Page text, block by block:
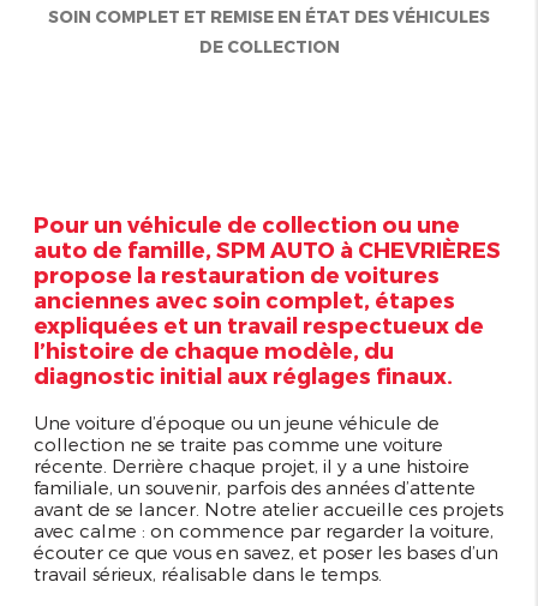
SOIN COMPLET ET REMISE EN ÉTAT DES VÉHICULES
DE COLLECTION
Pour un véhicule de collection ou une
auto de famille, SPM AUTO à CHEVRIÈRES
propose la restauration de voitures
anciennes avec soin complet, étapes
expliquées et un travail respectueux de
l’histoire de chaque modèle, du
diagnostic initial aux réglages finaux.
Une voiture d’époque ou un jeune véhicule de
collection ne se traite pas comme une voiture
récente. Derrière chaque projet, il y a une histoire
familiale, un souvenir, parfois des années d’attente
avant de se lancer. Notre atelier accueille ces projets
avec calme : on commence par regarder la voiture,
écouter ce que vous en savez, et poser les bases d’un
travail sérieux, réalisable dans le temps.